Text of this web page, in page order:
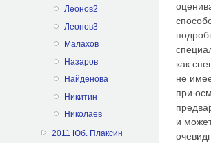
Леонов2
Леонов3
Малахов
Назаров
Найденова
Никитин
Николаев
2011 Юб. Плаксин
как
не
при
и